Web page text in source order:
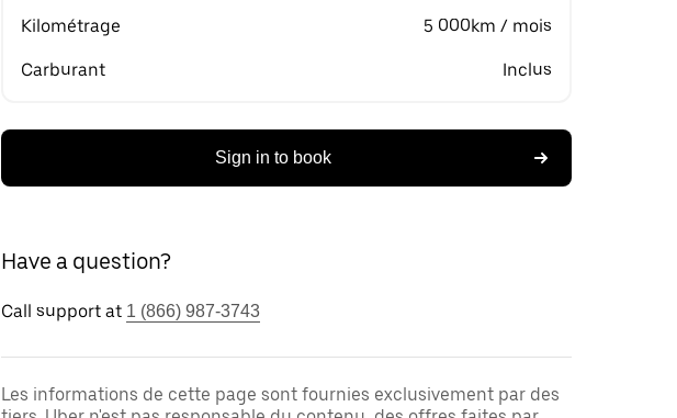
Kilométrage 5 000km / mois
Carburant Inclus
Sign in to book
Have a question?
Call support at 1 (866) 987-3743
Les informations de cette page sont fournies exclusivement par des